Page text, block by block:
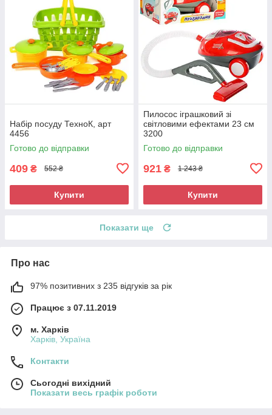
Набір посуду ТехноК, арт
4456
Готово до відправки
409 ₴ 552 ₴
Купити
Пилосос іграшковий зі
світловими ефектами 23 см
3200
Готово до відправки
921 ₴ 1 243 ₴
Купити
Показати ще
Про нас
97% позитивних з 235 відгуків за рік
Працює з 07.11.2019
м. Харків
Харків, Україна
Контакти
Сьогодні вихідний
Показати весь графік роботи